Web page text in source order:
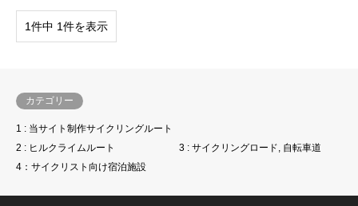
1件中 1件を表示
カテゴリー
1 : 当サイト制作サイクリングルート
2 : ヒルクライムルート
3 : サイクリングロード, 自転車道
4：サイクリスト向け宿泊施設